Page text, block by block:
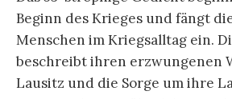
Beginn des Krieges und fängt
Menschen im Kriegsalltag ein.
beschreibt ihren erzwungenen
Lausitz und die Sorge um ihre